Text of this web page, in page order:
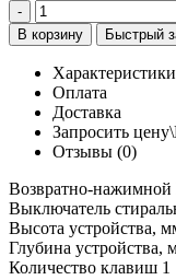
-
В корзину
Быстрый
Характеристики
Оплата
Доставка
Запросить
Отзывы (0)
Возвратно-нажимной
Выключатель
Высота устройства,
Глубина устройства,
Количество клавиш 1